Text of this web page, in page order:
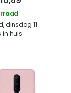
dinsdag 11
in huis